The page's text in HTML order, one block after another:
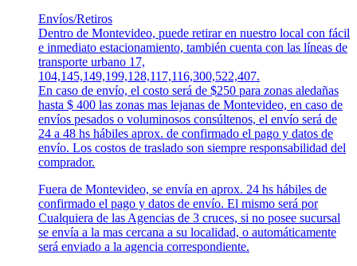
Envíos/Retiros
Dentro de Montevideo, puede retirar en nuestro local con fácil
e inmediato estacionamiento, también cuenta con las líneas de
transporte urbano 17,
104,145,149,199,128,117,116,300,522,407.
En caso de envío, el costo será de $250 para zonas aledañas
hasta $ 400 las zonas mas lejanas de Montevideo, en caso de
envíos pesados o voluminosos consúltenos, el envío será de
24 a 48 hs hábiles aprox. de confirmado el pago y datos de
envío. Los costos de traslado son siempre responsabilidad del
comprador.
Fuera de Montevideo, se envía en aprox. 24 hs hábiles de
confirmado el pago y datos de envío. El mismo será por
Cualquiera de las Agencias de 3 cruces, si no posee sucursal
se envía a la mas cercana a su localidad, o automáticamente
será enviado a la agencia correspondiente.